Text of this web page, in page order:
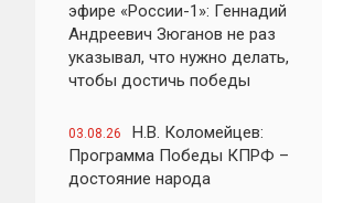
эфире «России-1»: Геннадий
Андреевич Зюганов не раз
указывал, что нужно делать,
чтобы достичь победы
03.08.26
Н.В. Коломейцев:
Программа Победы КПРФ –
достояние народа